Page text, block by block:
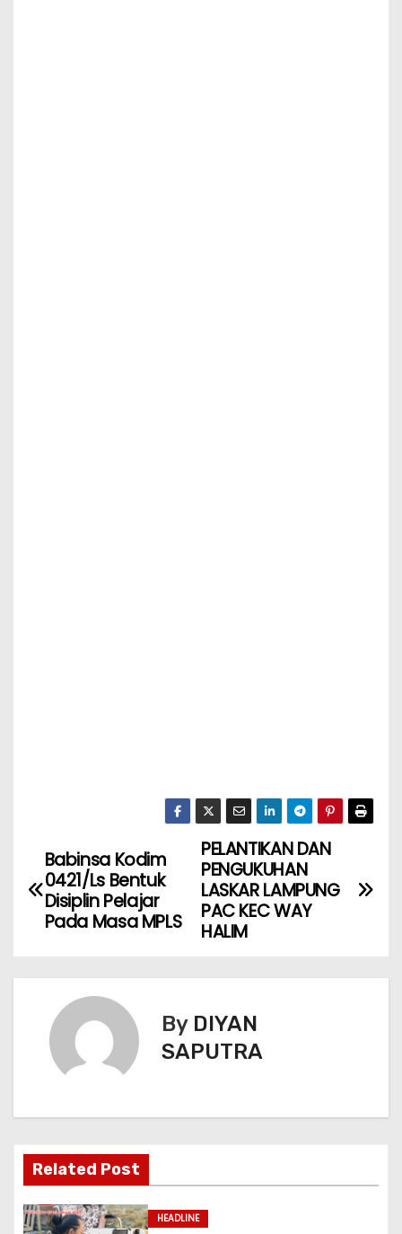
PELANTIKAN DAN
PENGUKUHAN
LASKAR LAMPUNG
PAC KEC WAY
HALIM
Babinsa Kodim
0421/Ls Bentuk
Disiplin Pelajar
Pada Masa MPLS
By DIYAN
SAPUTRA
Related Post
HEADLINE